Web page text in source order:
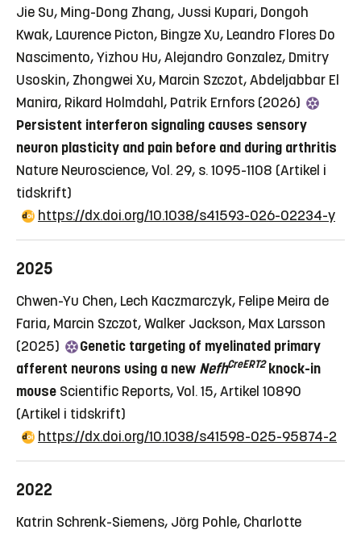
Jie Su, Ming-Dong Zhang, Jussi Kupari, Dongoh
Kwak, Laurence Picton, Bingze Xu, Leandro Flores Do
Nascimento, Yizhou Hu, Alejandro Gonzalez, Dmitry
Usoskin, Zhongwei Xu, Marcin Szczot, Abdeljabbar El
Manira, Rikard Holmdahl, Patrik Ernfors (2026)
Persistent interferon signaling causes sensory
neuron plasticity and pain before and during arthritis
Nature Neuroscience, Vol. 29, s. 1095-1108 (Artikel i
tidskrift)
https://dx.doi.org/10.1038/s41593-026-02234-y
2025
Chwen-Yu Chen, Lech Kaczmarczyk, Felipe Meira de
Faria, Marcin Szczot, Walker Jackson, Max Larsson
(2025)
Genetic targeting of myelinated primary
afferent neurons using a new NefhCreERT2knock-in
mouse Scientific Reports, Vol. 15, Artikel 10890
(Artikel i tidskrift)
https://dx.doi.org/10.1038/s41598-025-95874-2
2022
Katrin Schrenk-Siemens, Jörg Pohle, Charlotte